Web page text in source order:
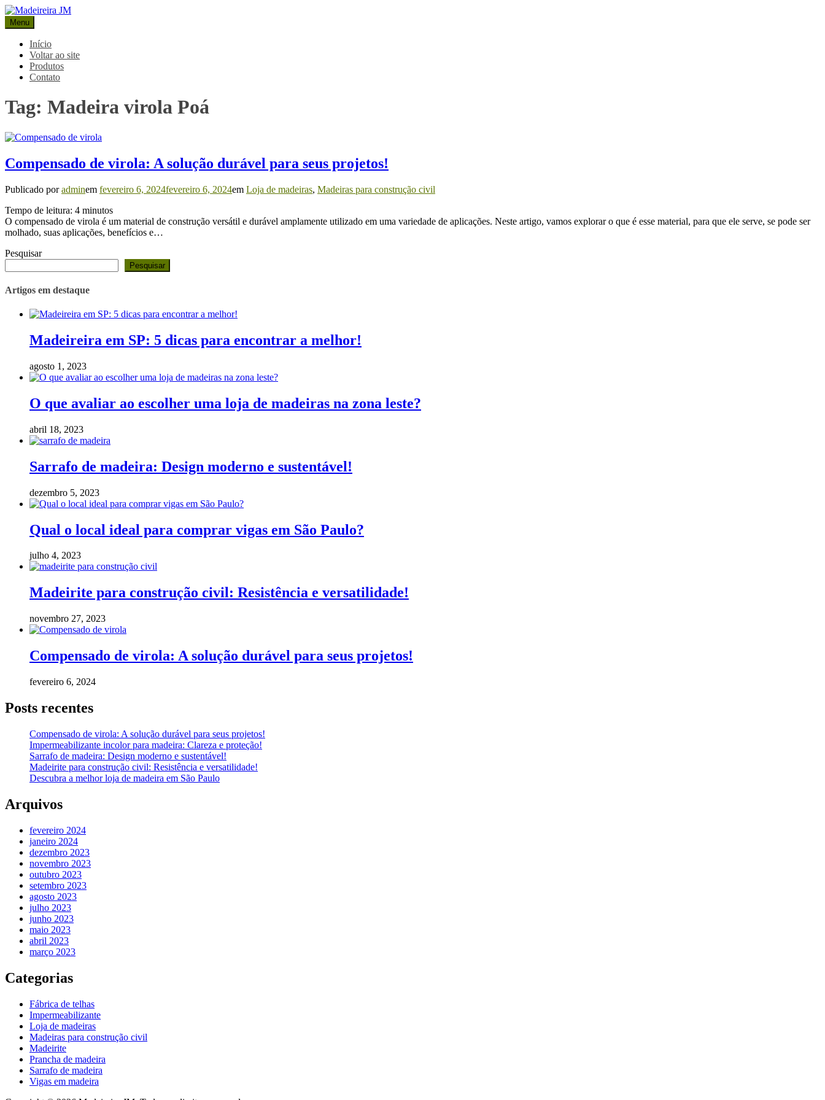
Pular
para
o
conteúdo
Madeireira JM
Blog Madeireira JM
Menu
Início
Voltar ao site
Produtos
Contato
Tag: Madeira virola Poá
Compensado de virola: A solução durável para seus projetos!
Publicado poradminem fevereiro 6, 2024fevereiro 6, 2024em Loja de madeiras, Madeiras para construção civil
Tempo de leitura: 4 minutos
O compensado de virola é um material de construção versátil e durável amplamente utilizado em uma variedade de aplicações. Neste artigo, vamos explorar o que é esse material, para que ele serve, se pode ser
molhado, suas aplicações, benefícios e…
Pesquisar
Pesquisar
Artigos em destaque
Madeireira em SP: 5 dicas para encontrar a melhor!
agosto 1, 2023
O que avaliar ao escolher uma loja de madeiras na zona leste?
abril 18, 2023
Sarrafo de madeira: Design moderno e sustentável!
dezembro 5, 2023
Qual o local ideal para comprar vigas em São Paulo?
julho 4, 2023
Madeirite para construção civil: Resistência e versatilidade!
novembro 27, 2023
Compensado de virola: A solução durável para seus projetos!
fevereiro 6, 2024
Posts recentes
Compensado de virola: A solução durável para seus projetos!
Impermeabilizante incolor para madeira: Clareza e proteção!
Sarrafo de madeira: Design moderno e sustentável!
Madeirite para construção civil: Resistência e versatilidade!
Descubra a melhor loja de madeira em São Paulo
Arquivos
fevereiro 2024
janeiro 2024
dezembro 2023
novembro 2023
outubro 2023
setembro 2023
agosto 2023
julho 2023
junho 2023
maio 2023
abril 2023
março 2023
Categorias
Fábrica de telhas
Impermeabilizante
Loja de madeiras
Madeiras para construção civil
Madeirite
Prancha de madeira
Sarrafo de madeira
Vigas em madeira